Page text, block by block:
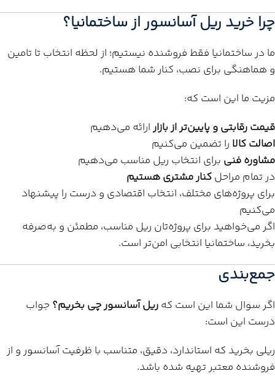
چرا خرید ریل آسانسور از ساختمانیا؟
ما در ساختمانیا فقط فروشنده نیستیم؛ از لحظه انتخاب تا تامین
و هماهنگی برای نصب، کنار شما هستیم.
مزیت ما این است که:
قیمت رقابتی و پایین‌تر از بازارارائه می‌دهیم
اصالت کالا را تضمین می‌کنیم
مشاوره فنی برای انتخاب ریل مناسب می‌دهیم
در تمام مراحلکنار مشتری هستیم
برای پروژه‌های مختلف، انتخاب اقتصادی و درست را پیشنهاد
می‌کنیم
اگر می‌خواهید برای پروژه‌تان ریل مناسب، مطمئن و به‌صرفه
بخرید، ساختمانیا انتخابی امن‌تر است.
جمع‌بندی
اگر سوال شما این است کهریل آسانسور چی بخریم؟جواب
درست این است:
ریلی بخرید که استاندارد، دقیق، متناسب با ظرفیت آسانسور و از
فروشنده معتبر تهیه شده باشد.